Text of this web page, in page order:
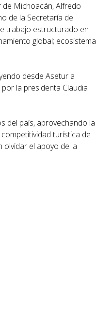
Michoacán, Alfredo
de la Secretaría de
trabajo estructurado en
global; ecosistema
desde Asetur a
la presidenta Claudia
del país, aprovechando la
turística de
olvidar el apoyo de la